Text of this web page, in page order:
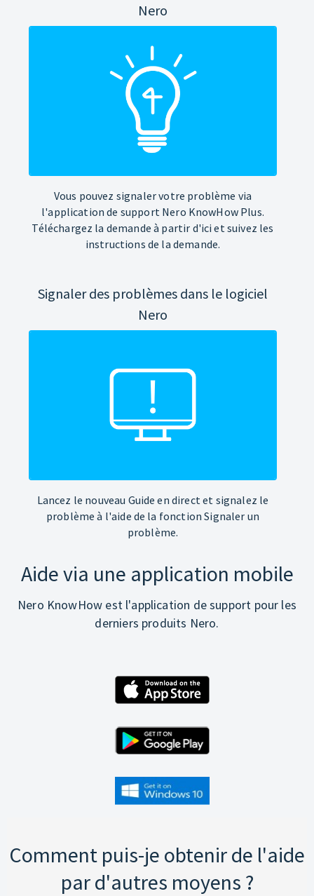
Nero
Vous pouvez signaler votre problème via
l'application de support Nero KnowHow Plus.
Téléchargez la demande à partir d'ici et suivez les
instructions de la demande.
Signaler des problèmes dans le logiciel
Nero
Lancez le nouveau Guide en direct et signalez le
problème à l'aide de la fonction Signaler un
problème.
Aide via une application mobile
Nero KnowHow est l'application de support pour les
derniers produits Nero.
Comment puis-je obtenir de l'aide
par d'autres moyens ?